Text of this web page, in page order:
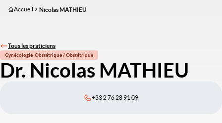
Aller
principal
Accueil Nicolas MATHIEU
Tous les praticiens
Gynécologie-Obstétrique / Obstétrique
Dr. Nicolas MATHIEU
+33 2 76 28 91 09